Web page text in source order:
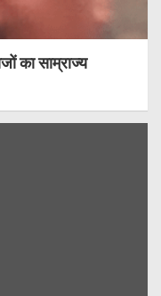
का साम्राज्य